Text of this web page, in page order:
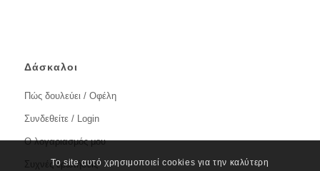
Δάσκαλοι
Πώς δουλεύει / Οφέλη
Συνδεθείτε / Login
Ο λογαριασμός μου
Συχνές ερωτήσεις
Το site αυτό χρησιμοποιεί cookies για την καλύτερη